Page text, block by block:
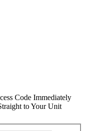
Code Immediately
to Your Unit